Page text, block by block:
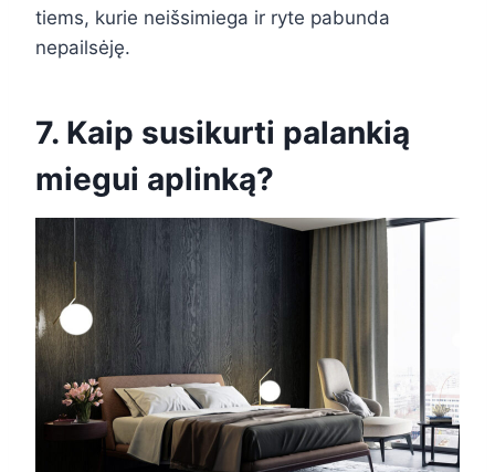
tiems, kurie neišsimiega ir ryte pabunda
nepailsėję.
7. Kaip susikurti palankią
miegui aplinką?